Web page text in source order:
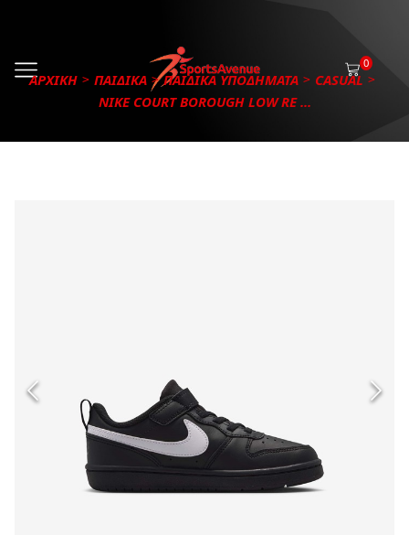
0
ΑΡΧΙΚΗ ΠΑΙΔΙΚΑ ΠΑΙΔΙΚΑ ΥΠΟΔΗΜΑΤΑ
CASUAL
NIKE COURT BOROUGH LOW RE ...